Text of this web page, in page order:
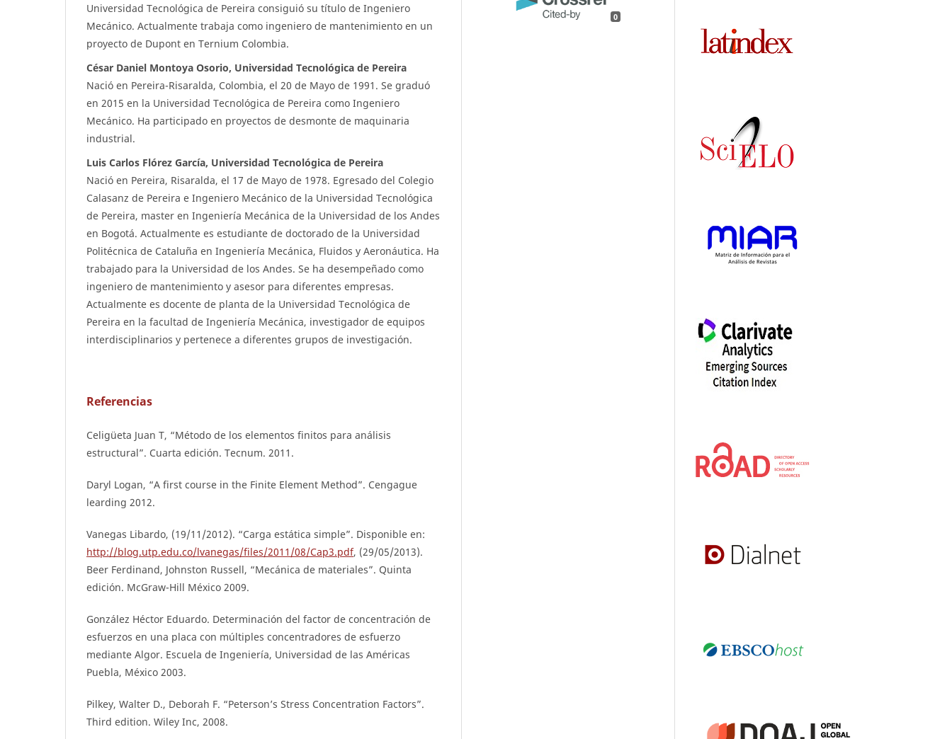
Universidad Tecnológica de Pereira consiguió su título de Ingeniero
Mecánico. Actualmente trabaja como ingeniero de mantenimiento en un
proyecto de Dupont en Ternium Colombia.
César Daniel Montoya Osorio, Universidad Tecnológica de Pereira
Nació en Pereira-Risaralda, Colombia, el 20 de Mayo de 1991. Se graduó
en 2015 en la Universidad Tecnológica de Pereira como Ingeniero
Mecánico. Ha participado en proyectos de desmonte de maquinaria
industrial.
Luis Carlos Flórez García, Universidad Tecnológica de Pereira
Nació en Pereira, Risaralda, el 17 de Mayo de 1978. Egresado del Colegio
Calasanz de Pereira e Ingeniero Mecánico de la Universidad Tecnológica
de Pereira, master en Ingeniería Mecánica de la Universidad de los Andes
en Bogotá. Actualmente es estudiante de doctorado de la Universidad
Politécnica de Cataluña en Ingeniería Mecánica, Fluidos y Aeronáutica. Ha
trabajado para la Universidad de los Andes. Se ha desempeñado como
ingeniero de mantenimiento y asesor para diferentes empresas.
Actualmente es docente de planta de la Universidad Tecnológica de
Pereira en la facultad de Ingeniería Mecánica, investigador de equipos
interdisciplinarios y pertenece a diferentes grupos de investigación.
Referencias
Celigüeta Juan T, “Método de los elementos finitos para análisis
estructural”. Cuarta edición. Tecnum. 2011.
Daryl Logan, “A first course in the Finite Element Method”. Cengague
learding 2012.
Vanegas Libardo, (19/11/2012). “Carga estática simple”. Disponible en:
http://blog.utp.edu.co/lvanegas/files/2011/08/Cap3.pdf, (29/05/2013).
Beer Ferdinand, Johnston Russell, “Mecánica de materiales”. Quinta
edición. McGraw-Hill México 2009.
González Héctor Eduardo. Determinación del factor de concentración de
esfuerzos en una placa con múltiples concentradores de esfuerzo
mediante Algor. Escuela de Ingeniería, Universidad de las Américas
Puebla, México 2003.
Pilkey, Walter D., Deborah F. “Peterson’s Stress Concentration Factors”.
Third edition. Wiley Inc, 2008.
0